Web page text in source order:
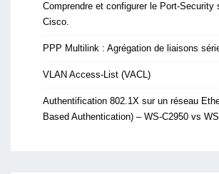
Comprendre et configurer le Port-Security
Cisco.
PPP Multilink : Agrégation de liaisons
VLAN Access-List (VACL)
Authentification 802.1X sur un réseau
Based Authentication) – WS-C2950 vs